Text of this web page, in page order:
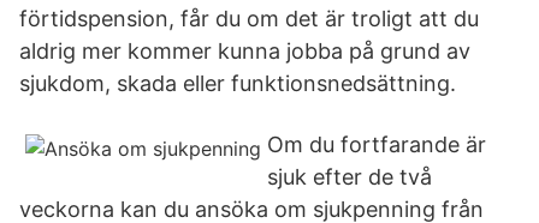
förtidspension, får du om det är troligt att du
aldrig mer kommer kunna jobba på grund av
sjukdom, skada eller funktionsnedsättning.
Om du fortfarande är
sjuk efter de två
veckorna kan du ansöka om sjukpenning från